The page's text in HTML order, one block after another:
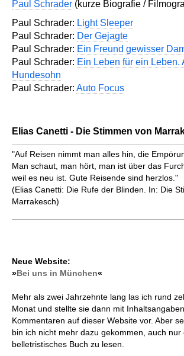
Paul Schrader (kurze Biografie /
Paul Schrader: Light Sleeper
Paul Schrader: Der Gejagte
Paul Schrader: Ein Freund gewisser
Paul Schrader: Ein Leben für ein Leben.
Hundesohn
Paul Schrader: Auto Focus
Elias Canetti - Die Stimmen von
"Auf Reisen nimmt man alles hin, die
Man schaut, man hört, man ist über das
weil es neu ist. Gute Reisende sind herzlos."
(Elias Canetti: Die Rufe der Blinden. In: Die
Marrakesch)
Neue Website:
»Bei uns in München«
Mehr als zwei Jahrzehnte lang las ich rund
Monat und stellte sie dann mit
Kommentaren auf dieser Website vor. Aber
bin ich nicht mehr dazu gekommen, auch nur
belletristisches Buch zu lesen.